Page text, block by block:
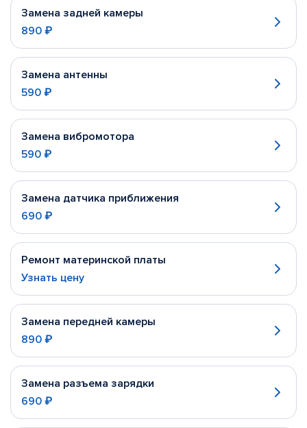
Замена задней камеры
890 ₽
Замена антенны
590 ₽
Замена вибромотора
590 ₽
Замена датчика приближения
690 ₽
Ремонт материнской платы
Узнать цену
Замена передней камеры
890 ₽
Замена разъема зарядки
690 ₽